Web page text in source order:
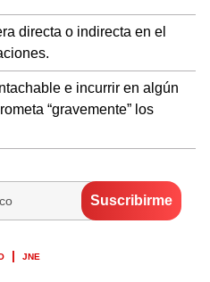
directa o indirecta en el
e incurrir en algún
“gravemente” los
JNE